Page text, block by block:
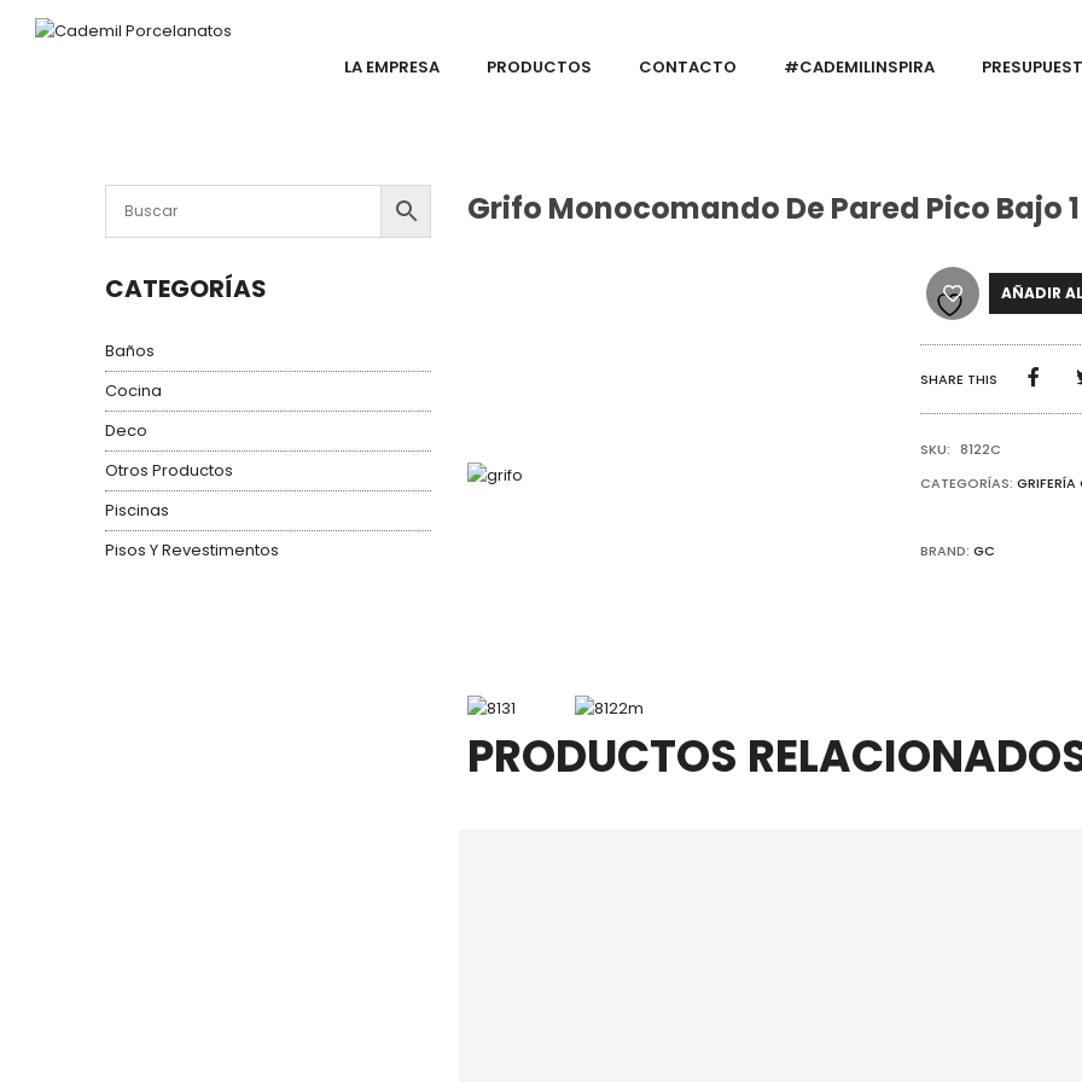
LA EMPRESA PRODUCTOS CONTACTO #CADEMILINSPIRA
CATEGORÍAS
Baños
Cocina
Deco
Otros Productos
Piscinas
Pisos Y Revestimentos
Grifo Monocomando De Pared Pico Bajo
AÑADIR
SHARE THIS
SKU: 8122C
CATEGORÍAS:
BRAND: GC
PRODUCTOS